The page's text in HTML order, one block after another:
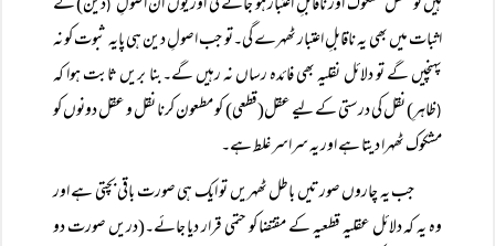
(
اثبات میں بھی یہ ناقابلِ اعتبار ٹھہرے گی۔تو جب اصولِ دین ہی پایہ ثبوت کو نہ
پہنچیں گے تو دلائل نقلیہ بھی فائدہ رساں نہ رہیں گے۔بنا بریں ثابت ہوا کہ
(ظاہرِ) نقل کی درستی کے لیے عقل(قطعی) کو مطعون کرنا نقل و عقل دونوں کو
مشکوک ٹھہرا دیتا ہے اور یہ سراسر غلط ہے۔
جب یہ چاروں صورتیں باطل ٹھہریں تو ایک ہی صورت باقی بچتی ہے اور
وہ یہ کہ دلائل عقلیہ قطعیہ کے مقتضا کو حتمی قرار دیا جائے۔(دریں صورت دو